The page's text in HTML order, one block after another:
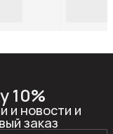
10%
и новости и
заказ